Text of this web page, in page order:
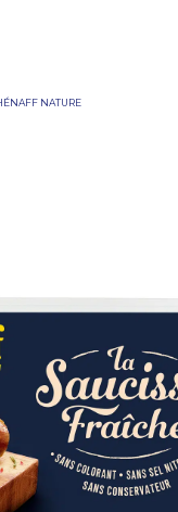
NATURE